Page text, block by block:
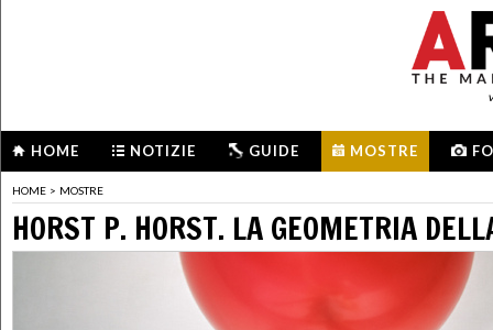
HOME NOTIZIE GUIDE MOSTRE
HOME > MOSTRE
HORST P. HORST. LA GEOMETRIA